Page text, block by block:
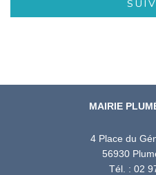
MAIRIE
4 Place du
56930
Tél. : 02